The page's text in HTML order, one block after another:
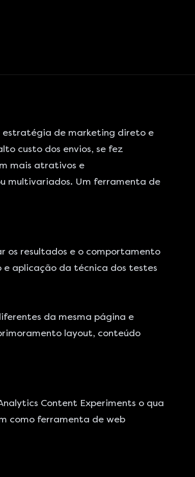
estratégia de marketing direto e
custo dos envios, se fez
mais atrativos e
multivariados. Um ferramenta de
os resultados e o comportamento
aplicação da técnica dos testes
da mesma página e
layout, conteúdo
Content Experiments o qua
como ferramenta de web